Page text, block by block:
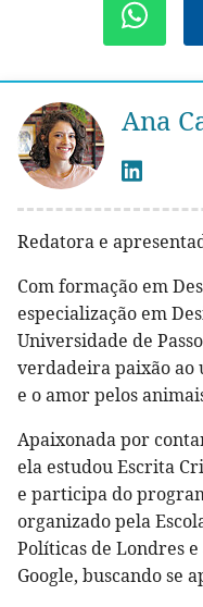
Ana
Redatora e
Com formação em
especialização em
Universidade de
verdadeira paixão
e o amor pelos
Apaixonada por
ela estudou Escrita
e participa do
organizado pela
Políticas de Londres
Google, buscando se